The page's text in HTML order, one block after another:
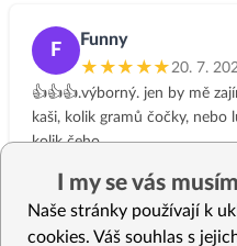
F
Funny
★★★★★20. 7.
👍👍👍.výborný. jen by mě
kaši, kolik gramů čočky, nebo
kolik čeho.
Markéta
I my se vás
Naše stránky používají k
cookies. Váš souhlas s